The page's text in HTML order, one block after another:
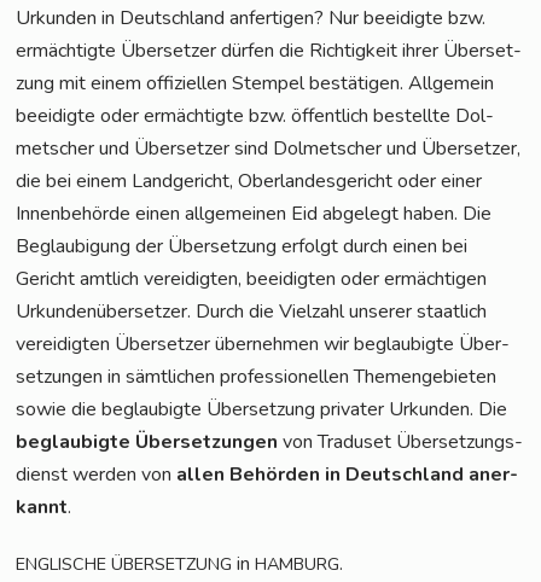
Urkun­den in Deutsch­land anfer­ti­gen? Nur beei­dig­te bzw.
ermäch­tig­te Über­set­zer dür­fen die Rich­tig­keit ihrer Über­set­
zung mit einem offi­zi­el­len Stem­pel bestä­ti­gen. All­ge­mein
beei­dig­te oder ermäch­tig­te bzw. öffent­lich bestell­te Dol­
met­scher und Über­set­zer sind Dol­met­scher und Über­set­zer,
die bei einem Land­ge­richt, Ober­lan­des­ge­richt oder einer
Innen­be­hör­de einen all­ge­mei­nen Eid abge­legt haben. Die
Beglau­bi­gung der Über­set­zung erfolgt durch einen bei
Gericht amt­lich ver­ei­dig­ten, beei­dig­ten oder ermäch­ti­gen
Urkun­den­über­set­zer. Durch die Viel­zahl unse­rer staat­lich
ver­ei­dig­ten Über­set­zer über­neh­men wir beglau­big­te Über­
set­zun­gen in sämt­li­chen pro­fes­sio­nel­len The­men­ge­bie­ten
sowie die beglau­big­te Über­set­zung pri­va­ter Urkun­den. Die
beglau­big­te Über­set­zun­gen von Tra­du­set Über­set­zungs­
dienst wer­den von allen Behör­den in Deutsch­land aner­
kannt.
ENGLISCHE ÜBERSETZUNG inHAMBURG.